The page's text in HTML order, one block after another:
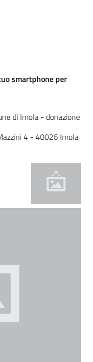
smartphone per
di Imola - donazione
4 - 40026 Imola